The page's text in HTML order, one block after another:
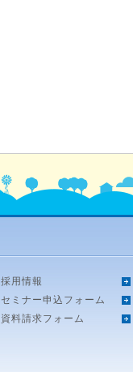
採用情報
セミナー申込フォーム
資料請求フォーム